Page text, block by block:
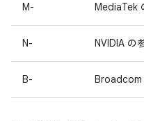
M- MediaTek
N- NVIDIA の
B- Broadcom